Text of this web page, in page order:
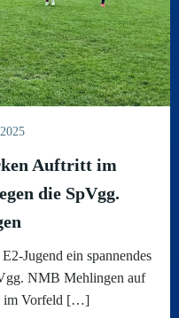
Auftritt im
die SpVgg.
Jugend ein spannendes
NMB Mehlingen auf
im Vorfeld […]